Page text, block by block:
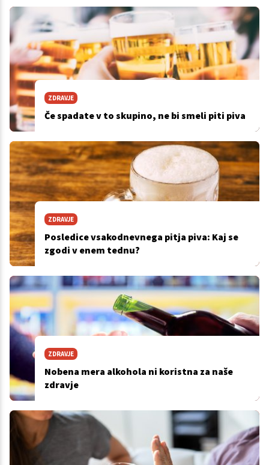
ZDRAVJE
Če spadate v to skupino, ne bi smeli piti piva
ZDRAVJE
Posledice vsakodnevnega pitja piva: Kaj se
zgodi v enem tednu?
ZDRAVJE
Nobena mera alkohola ni koristna za naše
zdravje